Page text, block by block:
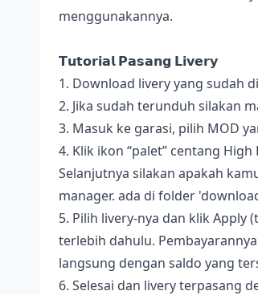
menggunakannya.
𝗧𝘂𝘁𝗼𝗿𝗶𝗮𝗹 𝗣𝗮𝘀𝗮𝗻𝗴 𝗟𝗶𝘃𝗲𝗿𝘆
1. Download livery yang sudah
2. Jika sudah terunduh silakan
3. Masuk ke garasi, pilih MOD
4. Klik ikon “palet” centang
Selanjutnya silakan apakah
manager. ada di folder
5. Pilih livery-nya dan klik Apply
terlebih dahulu.
langsung dengan saldo yang
6. Selesai dan livery terpasang